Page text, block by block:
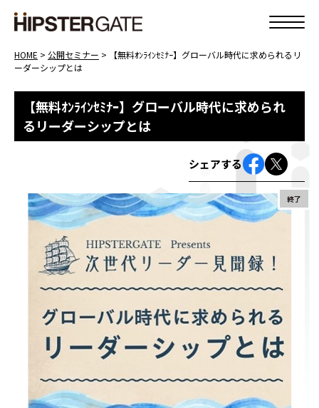
HOME > 公開セミナー >
【無料ｵﾝﾗｲﾝｾﾐﾅｰ】グローバル時代に求められるリ
ーダーシップとは
【無料ｵﾝﾗｲﾝｾﾐﾅｰ】グローバル時代に求められ
るリーダーシップとは
シェアする
終了